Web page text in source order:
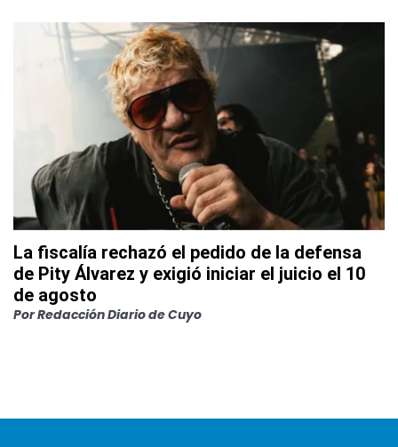
La fiscalía rechazó el pedido de la defensa
de Pity Álvarez y exigió iniciar el juicio el 10
de agosto
PorRedacción Diario de Cuyo